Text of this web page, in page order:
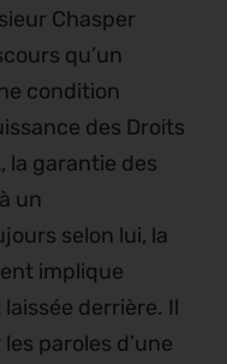
Chasper
qu’un
condition
des Droits
la garantie des
un
selon lui, la
implique
derrière. Il
paroles d’une